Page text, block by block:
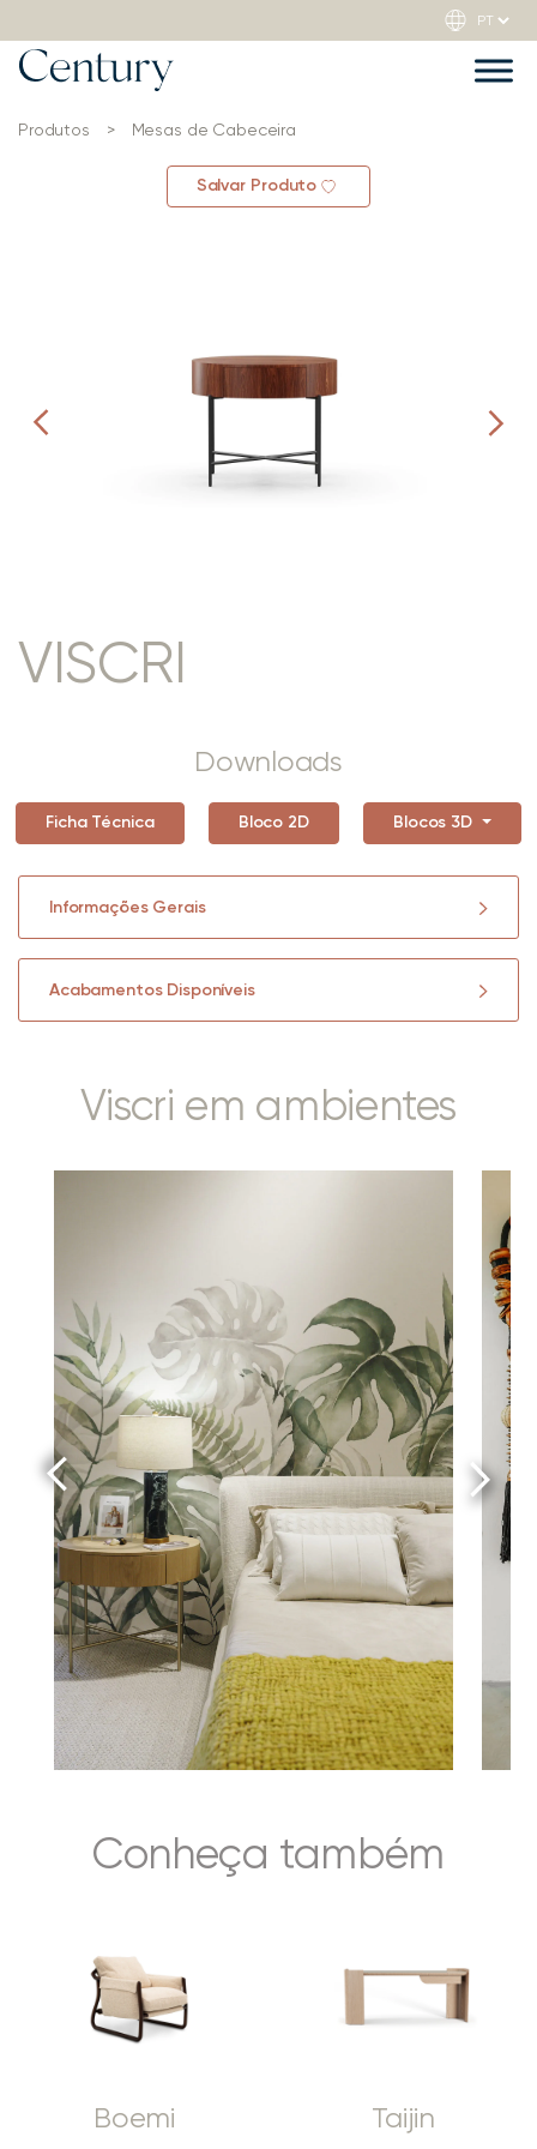
Produtos > Mesas de Cabeceira
Salvar Produto
VISCRI
Downloads
Ficha Técnica Bloco 2D Blocos 3D
Informações Gerais
Acabamentos Disponíveis
Viscri em ambientes
Conheça também
Boemi Taijin